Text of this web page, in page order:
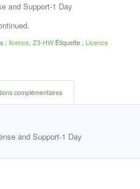
and Support-1 Day
:licence ,Z3-HW Étiquette : Licence
complémentaires
and Support-1 Day